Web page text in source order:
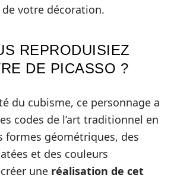
votre décoration.
REPRODUISIEZ
DE PICASSO ?
du cubisme, ce personnage a
codes de l’art traditionnel en
formes géométriques, des
et des couleurs
une réalisation de cet